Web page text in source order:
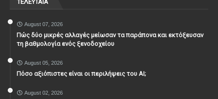
ΤΕΛΕΥΤΑΙΑ
August 07, 2026
Πώς δύο μικρές αλλαγές μείωσαν τα παράπονα και εκτόξευσαν
τη βαθμολογία ενός ξενοδοχείου
August 05, 2026
Πόσο αξιόπιστες είναι οι περιλήψεις του ΑΙ;
August 02, 2026